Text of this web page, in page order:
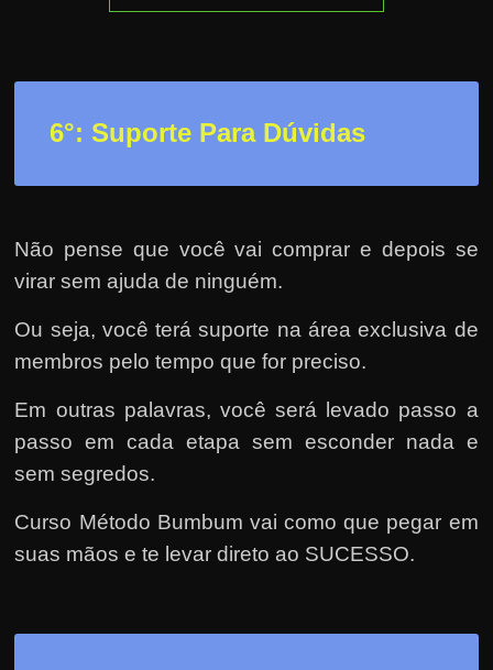
6°: Suporte Para Dúvidas
Não pense que você vai comprar e depois se
virar sem ajuda de ninguém.
Ou seja, você terá suporte na área exclusiva de
membros pelo tempo que for preciso.
Em outras palavras, você será levado passo a
passo em cada etapa sem esconder nada e
sem segredos.
Curso Método Bumbum vai como que pegar em
suas mãos e te levar direto ao SUCESSO.